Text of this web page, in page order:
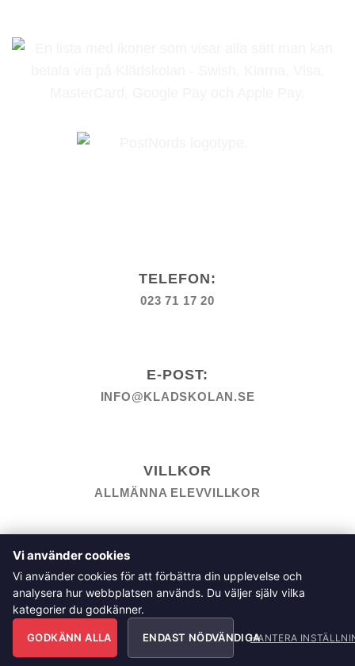
TELEFON:
023 71 17 20
E-POST:
INFO@KLADSKOLAN.SE
VILLKOR
ALLMÄNNA ELEVVILLKOR
HEMSIDEPOLICY
INTEGRITETSPOLICY
ALLMÄNNA FRÅGOR OM VÅRA KURSER I SÖMNAD OCH
TILLSKÄRNING
Klädskolan Sverige AB, Åsgatan 35, 791 71 Falun
Copyright 2026 © Klädskolan Sverige AB. All Rights
Reserved
Vi använder cookies
Vi använder cookies för att förbättra din upplevelse och
analysera hur webbplatsen används. Du väljer själv vilka
kategorier du godkänner.
GODKÄNN ALLA ENDAST NÖDVÄNDIGAHANTERA